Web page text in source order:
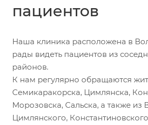
пациентов
Наша клиника расположена в
рады видеть пациентов из
районов.
К нам регулярно обращаются
Семикаракорска, Цимлянска,
Морозовска, Сальска, а также из
Цимлянского,